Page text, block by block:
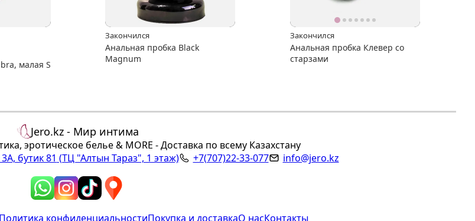
малая S
Закончился
Анальная пробка Black
Magnum
Закончился
Анальная пробка Клевер со
старзами
Jero.kz - Мир интима
эротическое белье & MORE - Доставка по всему Казахстану
бутик 81 (ТЦ "Алтын Тараз", 1 этаж) +7(707)22-33-077 info@jero.kz
Политика конфиденциальностиПокупка и доставкаО насКонтакты